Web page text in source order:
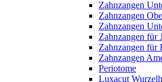
Zahnzangen
Zahnzangen
Zahnzangen
Zahnzangen für
Zahnzangen für
Zahnzangen
Periotome
Luxacut